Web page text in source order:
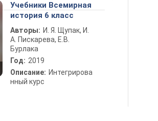
Учебники Всемирная
история 6 класс
Авторы: И. Я. Щупак, И.
А. Пискарева, Е.В.
Бурлака
Год: 2019
Описание: Интегрирова
нный курс